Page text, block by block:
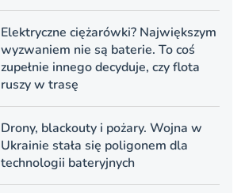
Elektryczne ciężarówki? Największym
wyzwaniem nie są baterie. To coś
zupełnie innego decyduje, czy flota
ruszy w trasę
Drony, blackouty i pożary. Wojna w
Ukrainie stała się poligonem dla
technologii bateryjnych